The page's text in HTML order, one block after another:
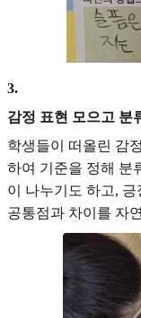
3.
감정 표현 모으고 분
학생들이 떠올린 감
하여 기준을 정해 분
이 나누기도 하고,
공통점과 차이를 자